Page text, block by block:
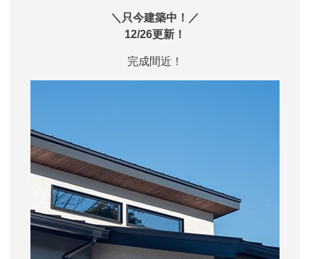
＼只今建築中！／
12/26更新！
完成間近！